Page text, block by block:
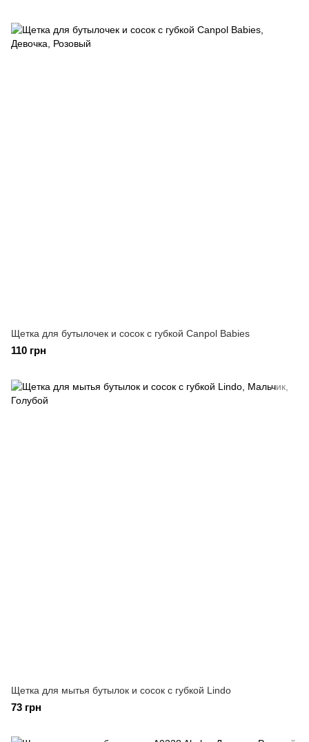
Щетка для бутылочек и сосок с губкой Canpol Babies
110 грн
Щетка для мытья бутылок и сосок с губкой Lindo
73 грн